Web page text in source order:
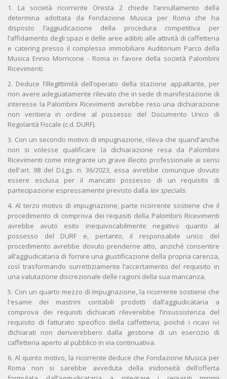
1. La società ricorrente Oresta 2 chiede l’annullamento della
determina adottata da Fondazione Musica per Roma che ha
disposto l’aggiudicazione della procedura competitiva per
l’affidamento degli spazi e delle aree adibiti alle attività di caffetteria
e catering presso il complesso immobiliare Auditorium Parco della
Musica Ennio Morricone - Roma in favore della società Palombini
Ricevimenti.
2. Deduce l’illegittimità dell’operato della stazione appaltante, per
non avere adeguatamente rilevato che in sede di manifestazione di
interesse la Palombini Ricevimenti avrebbe reso una dichiarazione
non veritiera in ordine al possesso del Documento Unico di
Regolarità Fiscale (c.d. DURF).
3. Con un secondo motivo di impugnazione, rileva che quand'anche
non si volesse qualificare la dichiarazione resa da Palombini
Ricevimenti come integrante un grave illecito professionale ai sensi
dell'art. 98 del D.Lgs. n. 36/2023, essa avrebbe comunque dovuto
essere esclusa per il mancato possesso di un requisito di
partecipazione espressamente previsto dalla lex specialis.
4. Al terzo motivo di impugnazione, parte ricorrente sostiene che il
procedimento di comprova dei requisiti della Palombini Ricevimenti
avrebbe avuto esito inequivocabilmente negativo quanto al
possesso del DURF e, pertanto, il responsabile unico del
procedimento avrebbe dovuto prenderne atto, anziché consentire
all’aggiudicataria di fornire una giustificazione della propria carenza,
così trasformando surrettiziamente l’accertamento del requisito in
una valutazione discrezionale delle ragioni della sua mancanza.
5. Con un quarto mezzo di impugnazione, la ricorrente sostiene che
l'esame dei mastrini contabili prodotti dall’aggiudicataria a
comprova dei requisiti dichiarati rileverebbe l’insussistenza del
requisito di fatturato specifico della caffetteria, poiché i ricavi ivi
dichiarati non deriverebbero dalla gestione di un esercizio di
caffetteria aperto al pubblico in via continuativa.
6. Al quinto motivo, la ricorrente deduce che Fondazione Musica per
Roma non si sarebbe avveduta della inidoneità dell’offerta